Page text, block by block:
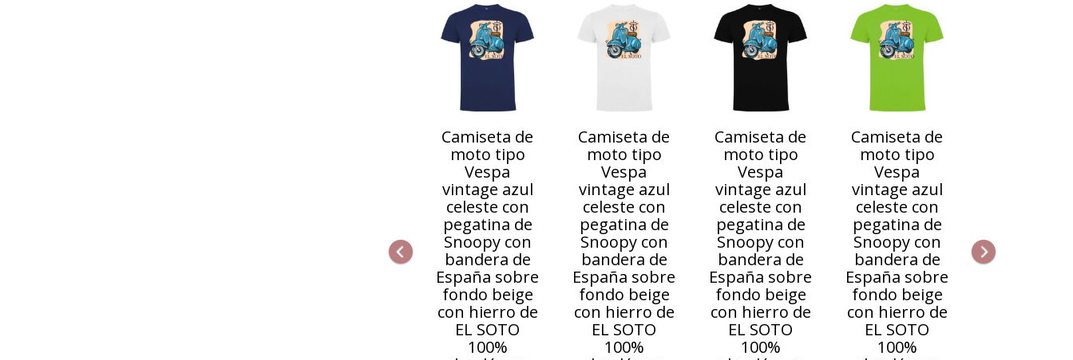
Camiseta de
moto tipo
Vespa
vintage azul
celeste con
pegatina de
Snoopy con
bandera de
España sobre
fondo beige
con hierro de
EL SOTO
100%
Camiseta de
moto tipo
Vespa
vintage azul
celeste con
pegatina de
Snoopy con
bandera de
España sobre
fondo beige
con hierro de
EL SOTO
100%
Camiseta de
moto tipo
Vespa
vintage azul
celeste con
pegatina de
Snoopy con
bandera de
España sobre
fondo beige
con hierro de
EL SOTO
100%
Camiseta de
moto tipo
Vespa
vintage azul
celeste con
pegatina de
Snoopy con
bandera de
España sobre
fondo beige
con hierro de
EL SOTO
100%
Anterior